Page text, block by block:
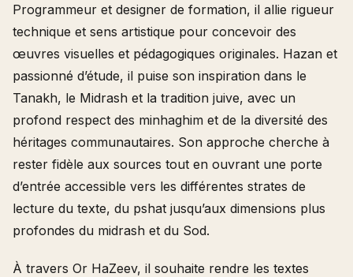
Programmeur et designer de formation, il allie rigueur
technique et sens artistique pour concevoir des
œuvres visuelles et pédagogiques originales. Hazan et
passionné d’étude, il puise son inspiration dans le
Tanakh, le Midrash et la tradition juive, avec un
profond respect des minhaghim et de la diversité des
héritages communautaires. Son approche cherche à
rester fidèle aux sources tout en ouvrant une porte
d’entrée accessible vers les différentes strates de
lecture du texte, du pshat jusqu’aux dimensions plus
profondes du midrash et du Sod.
À travers Or HaZeev, il souhaite rendre les textes